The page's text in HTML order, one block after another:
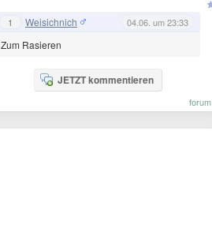
1 Weisichnich 04.06. um 23:33
Zum Rasieren
JETZT kommentieren
forum